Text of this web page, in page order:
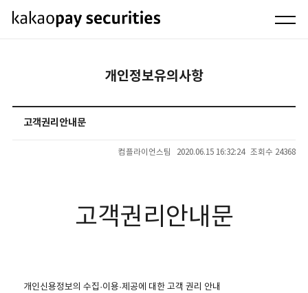
개인정보유의사항
고객권리안내문
컴플라이언스팀 2020.06.15 16:32:24 조회수 24368
고객권리안내문
개인신용정보의 수집·이용·제공에 대한 고객 권리 안내